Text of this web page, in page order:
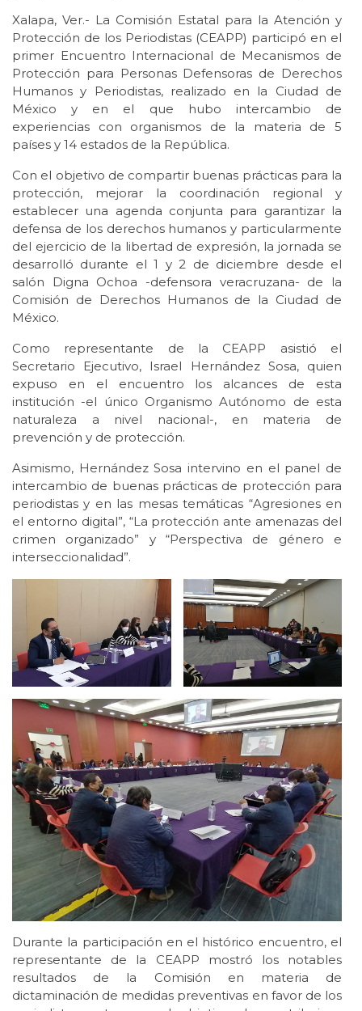
Xalapa, Ver.- La Comisión Estatal para la Atención y
Protección de los Periodistas (CEAPP) participó en el
primer Encuentro Internacional de Mecanismos de
Protección para Personas Defensoras de Derechos
Humanos y Periodistas, realizado en la Ciudad de
México y en el que hubo intercambio de
experiencias con organismos de la materia de 5
países y 14 estados de la República.
Con el objetivo de compartir buenas prácticas para la
protección, mejorar la coordinación regional y
establecer una agenda conjunta para garantizar la
defensa de los derechos humanos y particularmente
del ejercicio de la libertad de expresión, la jornada se
desarrolló durante el 1 y 2 de diciembre desde el
salón Digna Ochoa -defensora veracruzana- de la
Comisión de Derechos Humanos de la Ciudad de
México.
Como representante de la CEAPP asistió el
Secretario Ejecutivo, Israel Hernández Sosa, quien
expuso en el encuentro los alcances de esta
institución -el único Organismo Autónomo de esta
naturaleza a nivel nacional-, en materia de
prevención y de protección.
Asimismo, Hernández Sosa intervino en el panel de
intercambio de buenas prácticas de protección para
periodistas y en las mesas temáticas “Agresiones en
el entorno digital”, “La protección ante amenazas del
crimen organizado” y “Perspectiva de género e
interseccionalidad”.
Durante la participación en el histórico encuentro, el
representante de la CEAPP mostró los notables
resultados de la Comisión en materia de
dictaminación de medidas preventivas en favor de los